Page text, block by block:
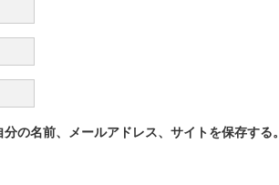
の名前、メールアドレス、サイトを保存する。